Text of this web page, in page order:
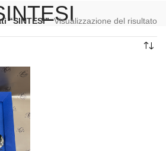
“SINTESI” Visualizzazione del risultato